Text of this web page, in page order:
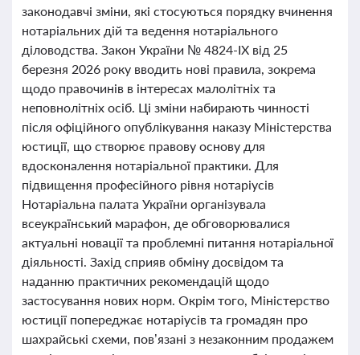
законодавчі зміни, які стосуються порядку вчинення
нотаріальних дій та ведення нотаріального
діловодства. Закон України № 4824-IX від 25
березня 2026 року вводить нові правила, зокрема
щодо правочинів в інтересах малолітніх та
неповнолітніх осіб. Ці зміни набирають чинності
після офіційного опублікування наказу Міністерства
юстиції, що створює правову основу для
вдосконалення нотаріальної практики. Для
підвищення професійного рівня нотаріусів
Нотаріальна палата України організувала
всеукраїнський марафон, де обговорювалися
актуальні новації та проблемні питання нотаріальної
діяльності. Захід сприяв обміну досвідом та
наданню практичних рекомендацій щодо
застосування нових норм. Окрім того, Міністерство
юстиції попереджає нотаріусів та громадян про
шахрайські схеми, пов’язані з незаконним продажем